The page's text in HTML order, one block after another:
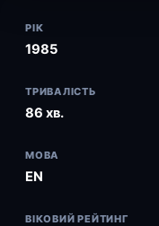
РІК
1985
ТРИВАЛІСТЬ
86 хв.
МОВА
EN
ВІКОВИЙ РЕЙТИНГ